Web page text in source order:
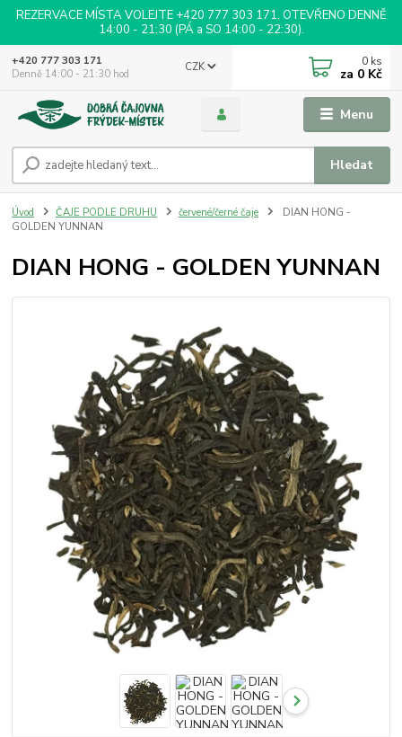
REZERVACE MÍSTA VOLEJTE +420 777 303 171. OTEVŘENO DENNĚ
14:00 - 21:30 (PÁ a SO 14:00 - 22:30).
Menu
CZK
Hledat
+420 777 303 171
Denně 14:00 - 21:30 hod
0 ks
za 0 Kč
Úvod ČAJE PODLE DRUHU červené/černé čaje
DIAN HONG -
GOLDEN YUNNAN
DIAN HONG - GOLDEN YUNNAN